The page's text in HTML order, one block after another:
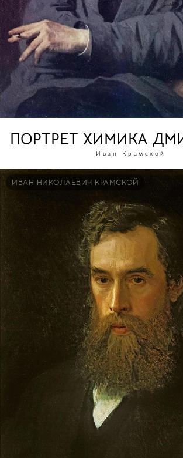
ПОРТРЕТ ХИМИКА
Иван Крамской
ИВАН НИКОЛАЕВИЧ КРАМСКОЙ